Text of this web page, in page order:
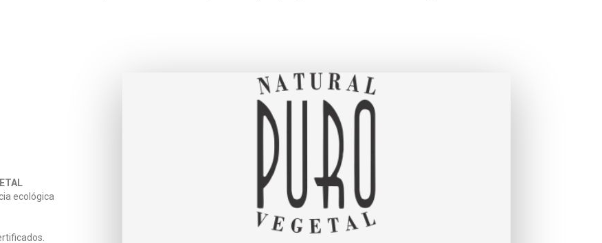
ecológica